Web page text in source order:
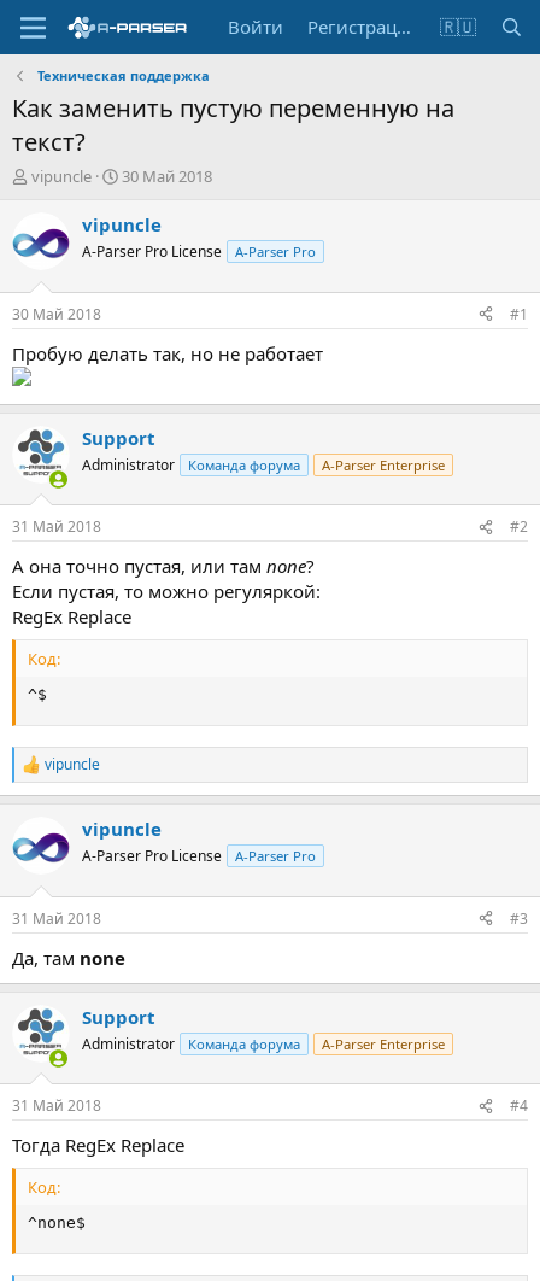
Войти Регистрация 🇷🇺
Техническая поддержка
Как заменить пустую переменную на
текст?
А
о
р
т
е
м
ы
vipuncle
Д
т
н
а
л
30 Май 2018
vipuncle
A-Parser Pro License A-Parser Pro
30 Май 2018 #1
Пробую делать так, но не работает
Support
Administrator Команда форума A-Parser Enterprise
31 Май 2018 #2
А она точно пустая, или там none?
Если пустая, то можно регуляркой:
RegEx Replace
Код:
^$
Р
е
ц
vipuncle
vipuncle
A-Parser Pro License A-Parser Pro
31 Май 2018 #3
Да, там none
Support
Administrator Команда форума A-Parser Enterprise
31 Май 2018 #4
Тогда RegEx Replace
Код:
^none$